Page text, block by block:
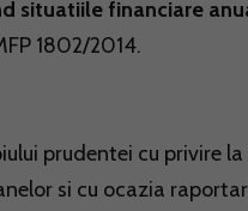
situatiile financiare
1802/2014.
prudentei cu privire
si cu ocazia